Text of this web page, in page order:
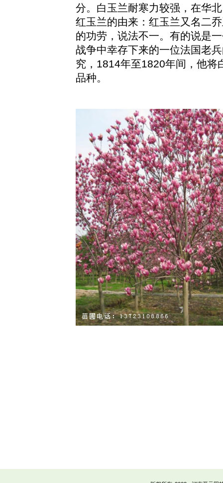
分。白玉兰耐寒力较强，在华
红玉兰的由来：红玉兰又名二
的功劳，说法不一。有的说是
战争中幸存下来的一位法国老
究，1814年至1820年间，他将
品种。